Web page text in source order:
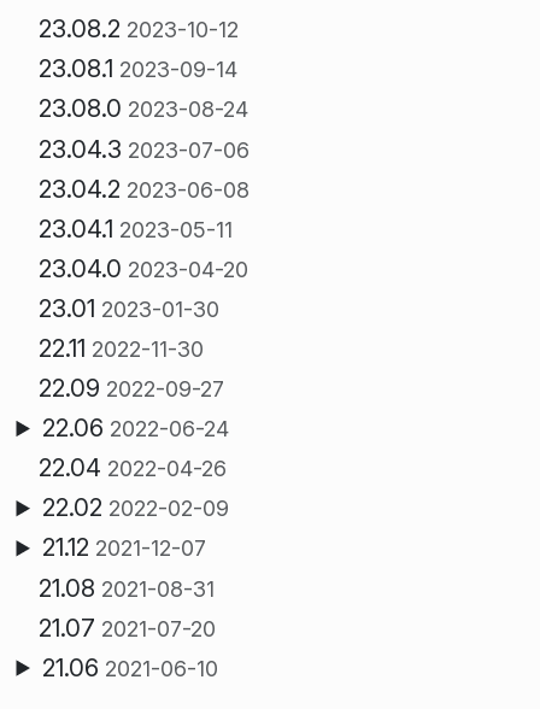
23.08.2 2023-10-12
23.08.1 2023-09-14
23.08.0 2023-08-24
23.04.3 2023-07-06
23.04.2 2023-06-08
23.04.1 2023-05-11
23.04.0 2023-04-20
23.01 2023-01-30
22.11 2022-11-30
22.09 2022-09-27
22.06 2022-06-24
22.04 2022-04-26
22.02 2022-02-09
21.12 2021-12-07
21.08 2021-08-31
21.07 2021-07-20
21.06 2021-06-10